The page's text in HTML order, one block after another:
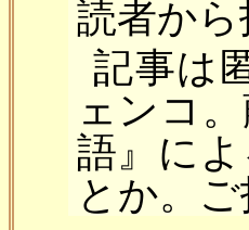
読者から
記事は
ェンコ
語』に
とか。